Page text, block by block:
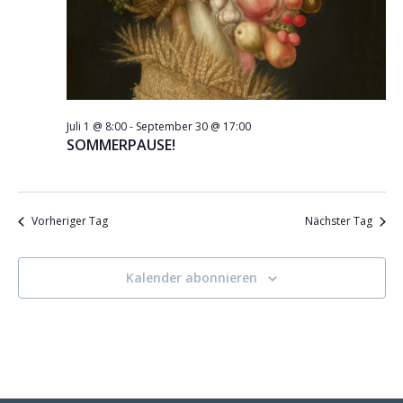
SOMMERPAUSE!
Juli 1 @ 8:00- September 30 @ 17:00
Vorheriger Tag Nächster Tag
Kalender abonnieren